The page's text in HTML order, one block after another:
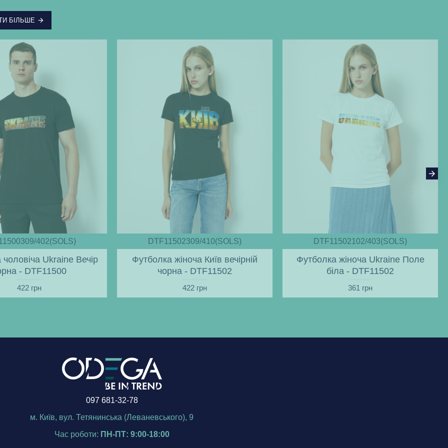
БІЛЬШЕ
402(SOLS)
Ukraine Вечір
- DTF11500
422 грн
DTF11502309/410(SOLS)
Футболка жіноча Київ вечірній
чорна - DTF11502
422 грн
DTF11502102/403(SOLS)
Футболка жіноча Ukraine Поле
біла - DTF11502
361 грн
097 681-32-78
м. Київ, вул. Тетянинська (Леваневського), 9
Час роботи: ПН-ПТ: 9:00-18:00